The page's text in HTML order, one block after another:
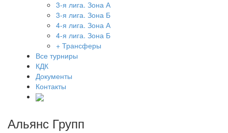
3-я лига. Зона А
3-я лига. Зона Б
4-я лига. Зона А
4-я лига. Зона Б
+ Трансферы
Все турниры
КДК
Документы
Контакты
Альянс Групп